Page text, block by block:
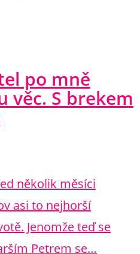
po mně
věc. S brekem
několik měsíci
asi to nejhorší
Jenomže teď se
Petrem se…